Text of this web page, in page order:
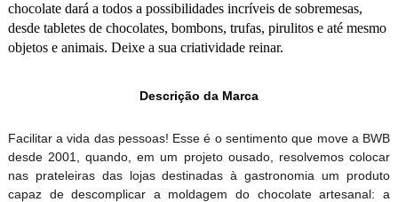
chocolate dará a todos a possibilidades incríveis de sobremesas,
desde tabletes de chocolates, bombons, trufas, pirulitos e até mesmo
objetos e animais. Deixe a sua criatividade reinar.
Descrição da Marca
Facilitar a vida das pessoas! Esse é o sentimento que move a BWB
desde 2001, quando, em um projeto ousado, resolvemos colocar
nas prateleiras das lojas destinadas à gastronomia um produto
capaz de descomplicar a moldagem do chocolate artesanal: a